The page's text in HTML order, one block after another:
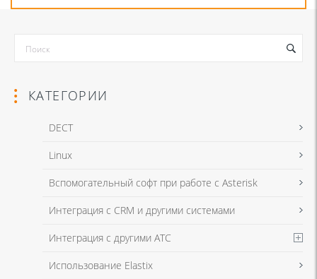
Я даю согласие на обработку моих персональных данных для связи
в соответствии с Политикой в отношении обработки персональных
Я даю согласие на обработку моих персональных данных для связи
в соответствии с Политикой в отношении обработки персональных
КАТЕГОРИИ
DECT
Linux
Вспомогательный софт при работе с Asterisk
Интеграция с CRM и другими системами
Интеграция с другими АТС
Использование Elastix